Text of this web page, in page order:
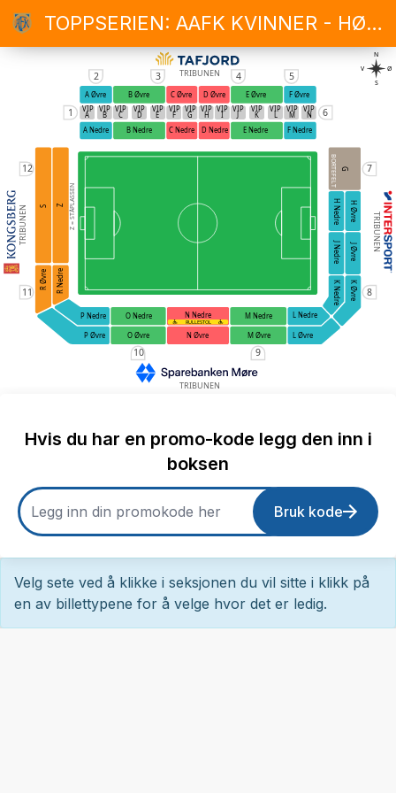
TOPPSERIEN: AAFK KVINNER - HØNEFOSS
TRIBUNEN TRIBUNEN
TRIBUNEN
N
S
V Ø
9
10
1
2 3 4 5
6
7
8
12
11
Z = STÅPLASSEN
BORTEFELT
RULLESTOL
TRIBUNEN
A Øvre
A Nedre
B Øvre
B Nedre
C Øvre
C Nedre
D Øvre
D Nedre
E Øvre
E Nedre
F Øvre
F Nedre
G
H Øvre
H Nedre
J Øvre
J Nedre
K Øvre
K Nedre
L Øvre
L Nedre
N Øvre
N Nedre
M Øvre
M Nedre
O Øvre
O Nedre
P Øvre
P Nedre
R Øvre R Nedre
S Z
VIP
A
VIP
B
VIP
C
VIP
D
VIP
E
VIP
F
VIP
G
VIP
H
VIP
I
VIP VIP
K
VIP
L
VIP
M
VIP
N
Hvis du har en promo-kode legg den inn i
boksen
Bruk kode
Velg sete ved å klikke i seksjonen du vil sitte i klikk på
en av billettypene for å velge hvor det er ledig.